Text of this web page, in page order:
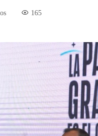
165